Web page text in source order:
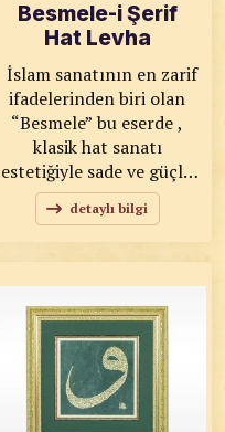
Besmele-i Şerif
Hat Levha
ifadelerinden biri olan
“Besmele” bu eserde ,
klasik hat sanatı
estetiğiyle sade ve güçlü
bir kompozisyonda
sunuluyor. KOD: 0173
SANATKÂR: Ahmet Zeki
ESER ÖZELLİKLERİ: El
Yapımı Kâğıt, İs
Mürekkep Baskı
detaylı bilgi